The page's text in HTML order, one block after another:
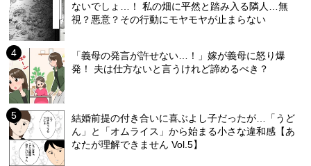
ないでしょ…！ 私の畑に平然と踏み入る隣人…無
視？悪意？その行動にモヤモヤが止まらない
「義母の発言が許せない…！」嫁が義母に怒り爆
発！ 夫は仕方ないと言うけれど諦めるべき？
結婚前提の付き合いに喜ぶよし子だったが…「うど
ん」と「オムライス」から始まる小さな違和感【あ
なたが理解できません Vol.5】